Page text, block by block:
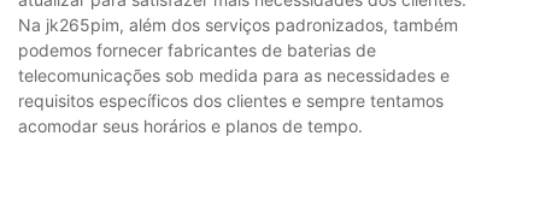
Na jk265pim, além dos serviços padronizados, também
podemos fornecer fabricantes de baterias de
telecomunicações sob medida para as necessidades e
requisitos específicos dos clientes e sempre tentamos
acomodar seus horários e planos de tempo.